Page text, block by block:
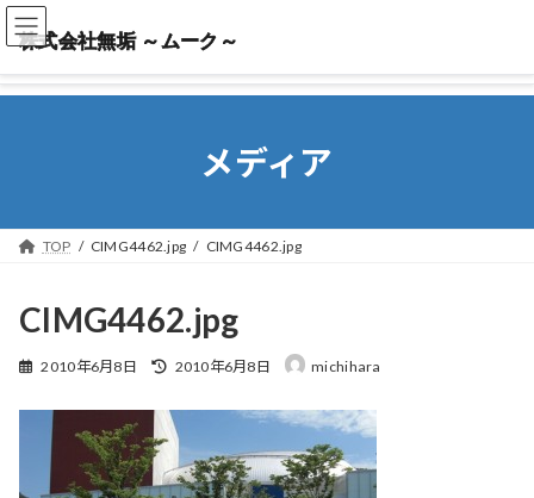
株式会社無垢 ～ムーク～
株式会社無垢 ～ムーク～
メディア
TOP CIMG4462.jpg CIMG4462.jpg
CIMG4462.jpg
2010年6月8日
最
新
日
時
:
2010年6月8日 michihara